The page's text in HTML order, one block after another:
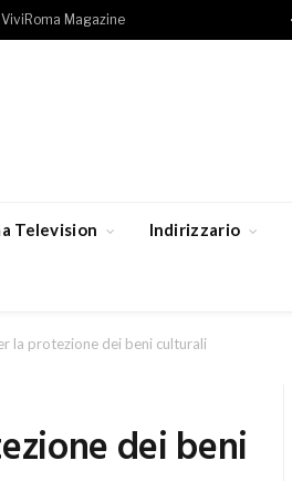
ViviRoma Magazine
Television Indirizzario
la protezione dei beni culturali
dei beni